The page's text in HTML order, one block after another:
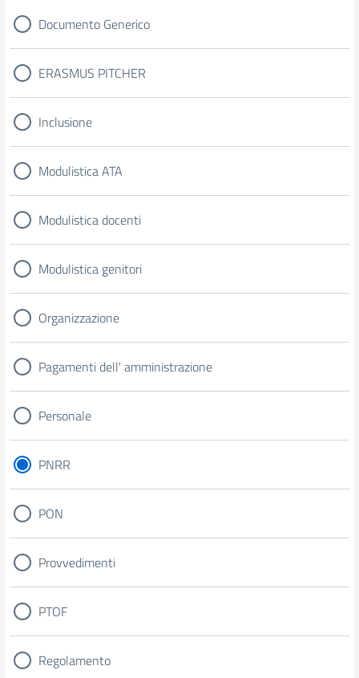
Documento Generico
ERASMUS PITCHER
Inclusione
Modulistica ATA
Modulistica docenti
Modulistica genitori
Organizzazione
Pagamenti dell' amministrazione
Personale
PNRR
PON
Provvedimenti
PTOF
Regolamento